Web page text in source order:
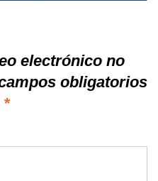
electrónico no
obligatorios
*